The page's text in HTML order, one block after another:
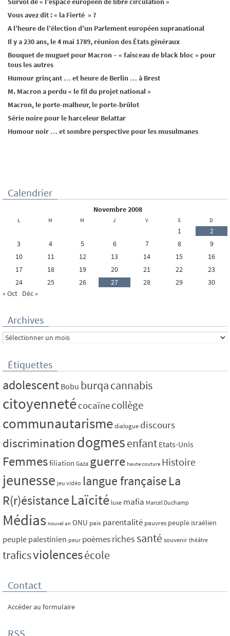
Vous avez dit : « la Fierté » ?
A l’heure de l’élection d’un Parlement européen supranational
Il y a 230 ans, le 4 mai 1789, réunion des États généraux
Bouquet de muguet pour Macron – « faisceau de black bloc » pour
tous les autres
Humour grinçant … et heure de Berlin … à Brest
M. Macron a perdu « le fil du projet national »
Macron, le porte-malheur, le porte-brûlot
Série noire pour le harceleur Belattar
Humour noir … et sombre perspective pour les musulmanes
Calendrier
novembre 2008
L M M J V S D
1
2
3
4 5 6 7 8
9
10
11 12 13 14 15
16
17
18 19 20 21 22
23
24
25 26 27 28 29
30
« Oct Déc »
Archives
Archives
Étiquettes
adolescent Bobu burqacannabis
citoyennetécocaïnecollège
communautarismedialogue discours
discrimination dogmesenfant Etats-Unis
Femmesfiliation Gaza guerre haute couture Histoire
jeunesse jeu vidéo langue française La
R(r)ésistanceLaïcité luxe mafia Marcel Duchamp
Médias nouvel an ONU paix parentalité pauvres peuple israélien
peuple palestinien peur poèmesriches santé souvenir théâtre
traficsviolencesécole
Contact
Accéder au formulaire
RSS